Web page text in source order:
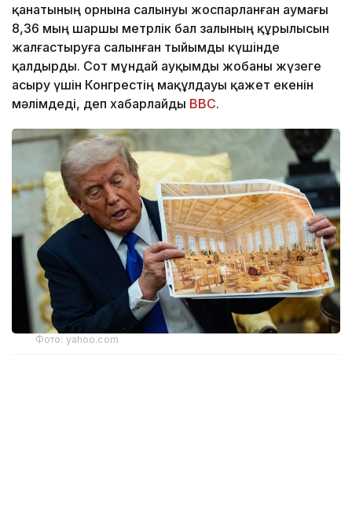
қанатының орнына салынуы жоспарланған аумағы
8,36 мың шаршы метрлік бал залының құрылысын
жалғастыруға салынған тыйымды күшінде
қалдырды. Сот мұндай ауқымды жобаны жүзеге
асыру үшін Конгрестің мақұлдауы қажет екенін
мәлімдеді, деп хабарлайды BBC.
Фото: yahoo.com